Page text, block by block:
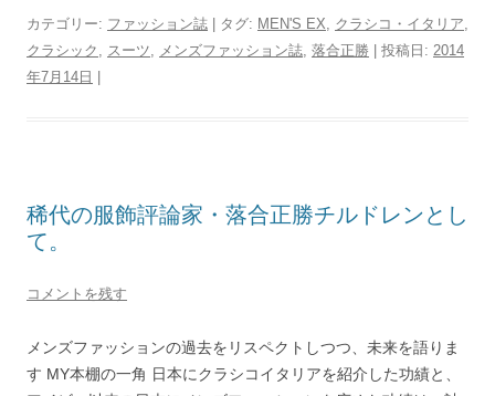
カテゴリー: ファッション誌 | タグ: MEN'S EX, クラシコ・イタリア,
クラシック , スーツ, メンズファッション誌, 落合正勝 | 投稿日: 2014
年7月14日
稀代の服飾評論家・落合正勝チルドレンとし
て。
コメントを残す
メンズファッションの過去をリスペクトしつつ、未来を語りま
す MY本棚の一角 日本にクラシコイタリアを紹介した功績と、